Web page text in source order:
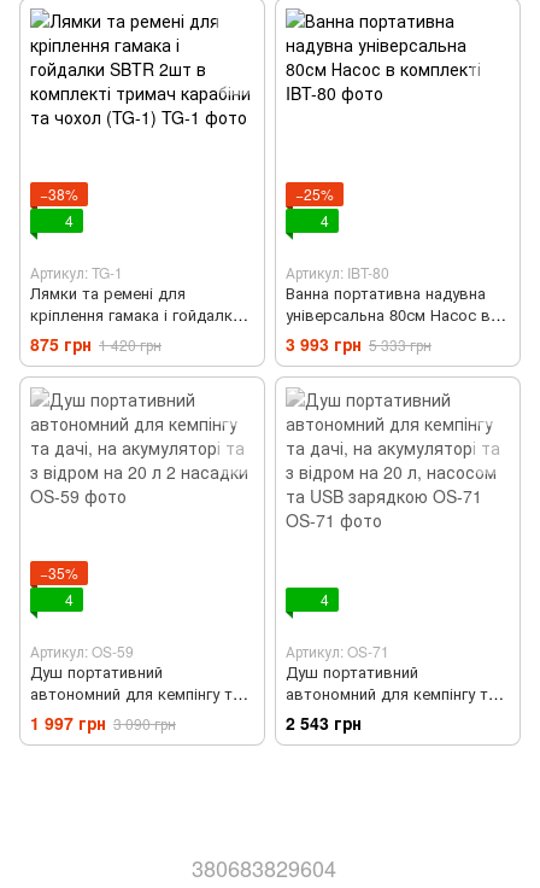
−38%
4
Артикул: TG-1
Лямки та ремені для
кріплення гамака і гойдалки
SBTR 2шт в комплекті
тримач карабіни та чохол
(TG-1)
875 грн 1 420 грн
−25%
4
Артикул: IBT-80
Ванна портативна надувна
універсальна 80см Насос в
комплекті
3 993 грн 5 333 грн
−35%
4
Артикул: OS-59
Душ портативний
автономний для кемпінгу та
дачі, на акумуляторі та з
відром на 20 л 2 насадки
1 997 грн 3 090 грн
4
Артикул: OS-71
Душ портативний
автономний для кемпінгу та
дачі, на акумуляторі та з
відром на 20 л, насосом та
2 543 грн
380683829604